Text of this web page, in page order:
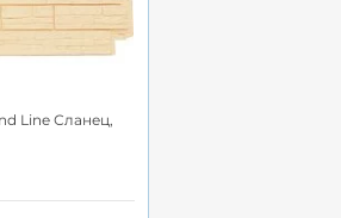
Line Сланец,